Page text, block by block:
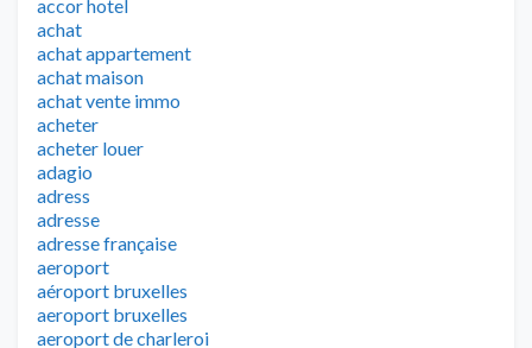
accor hotel
achat
achat appartement
achat maison
achat vente immo
acheter
acheter louer
adagio
adress
adresse
adresse française
aeroport
aéroport bruxelles
aeroport bruxelles
aeroport de charleroi